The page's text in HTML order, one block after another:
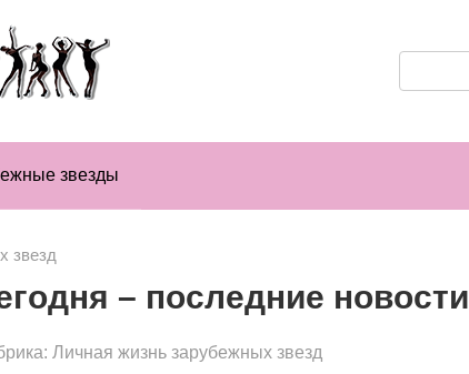
звезды
звезд
– последние новости
Личная жизнь зарубежных звезд